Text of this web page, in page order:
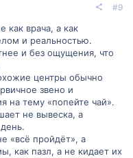
#9
как врача, а как
и реальностью.
и без ощущения, что
центры обычно
звено и
на тему «попейте чай».
не вывеска, а
«всё пройдёт», а
как пазл, а не кидает их